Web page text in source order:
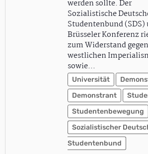
werden sollte. Der
Sozialistische
Studentenbund (SDS)
Brüsseler Konferenz
zum Widerstand
westlichen
sowie…
Universität
Demonstrant
Studentenbewegung
Sozialistischer
Studentenbund